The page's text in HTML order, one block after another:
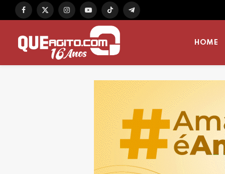
Facebook
X
InstagramYouTubeTikTok Telegram
HOME